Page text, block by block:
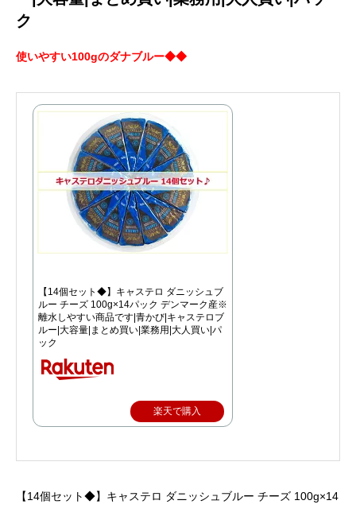
ク
使いやすい100gのダナブルー◆◆
【14個セット◆】キャステロ ダニッシュブ
ルー チーズ 100g×14パック デンマーク産※
離水しやすい商品です|青かび|キャステロブ
ルー|大容量|まとめ買い|業務用|大人買い|パ
ック
楽天で購入
【14個セット◆】キャステロ ダニッシュブルー チーズ 100g×14